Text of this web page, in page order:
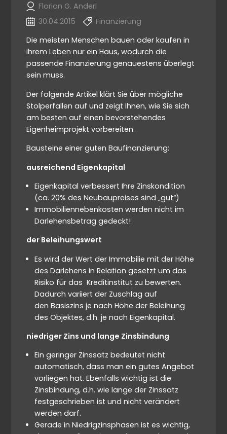
Florian G. Anderl
30.04.2015
Finanzierung
Die meisten Menschen bauen oder kaufen in
ihrem Leben nur ein Haus, wodurch die
passende Finanzierung genauestens überlegt
sein muss.
Der folgende Artikel klärt Sie über mögliche
Stolperfallen auf und zeigt Ihnen, wie Sie sich
am besten auf einen bevorstehendes
Eigenheimprojekt vorbereiten.
Bausteine einer guten Baufinanzierung:
ausreichend Eigenkapital
Eigenkapital verbessert Ihre Zinskondition
(ca. 20% des Neubaupreises sind „gut“)
Immobiliennebenkosten werden nicht im
Darlehensbetrag gedeckt!
der Beleihungswert
Es wird der Wert der Immobilie mit der Höhe
des Darlehens in Relation gesetzt um das
Risiko für das Kreditinstitut zu bewerten.
Dadurch variiert der Zuschlag auf
den Basiszins je nach Höhe der Beleihung
des Objektes, d.h. je nach Eigenkapital.
niedriger Zins und lange Zinsbindung
Ein geringer Zinssatz bedeutet nicht
automatisch, dass man ein gutes Angebot
vorliegen hat. Ebenfalls wichtig ist die
Zinsbindung, d.h. wie lange der Zinssatz
festgeschrieben ist und nicht verändert
werden darf.
Gerade in Niedrigzinsphasen ist es wichtig,